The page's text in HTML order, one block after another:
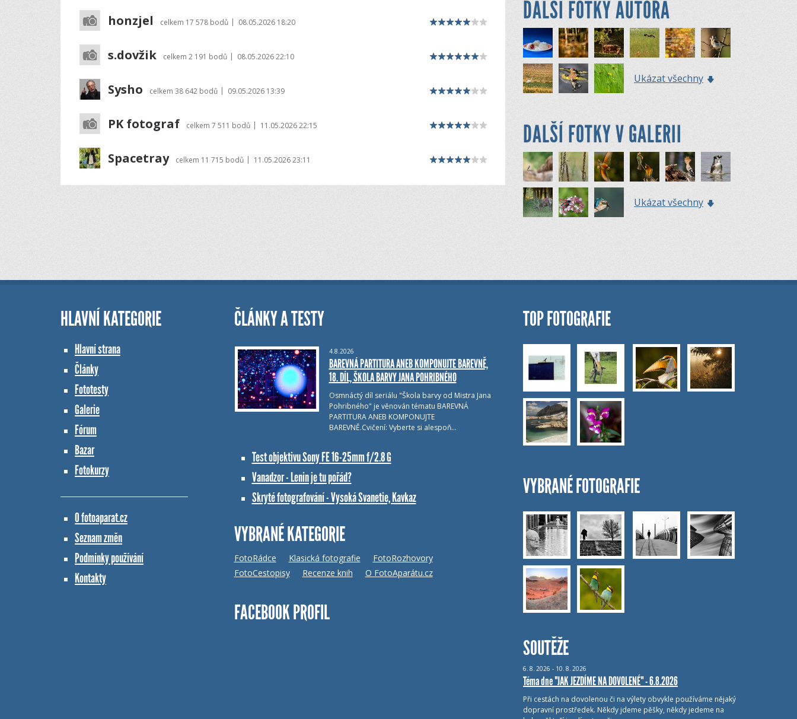
honzjel celkem 17 578 bodů | 08.05.2026 18:20
s.dovžik celkem 2 191 bodů | 08.05.2026 22:10
Sysho celkem 38 642 bodů | 09.05.2026 13:39
PK fotograf celkem 7 511 bodů | 11.05.2026 22:15
Spacetray celkem 11 715 bodů | 11.05.2026 23:11
DALŠÍ FOTKY AUTORA
Ukázat všechny
DALŠÍ FOTKY V GALERII
Ukázat všechny
HLAVNÍ KATEGORIE
Hlavní strana
Články
Fototesty
Galerie
Fórum
Bazar
Fotokurzy
O fotoaparat.cz
Seznam změn
Podmínky používání
Kontakty
ČLÁNKY A TESTY
4.8.2026
BAREVNÁ PARTITURA ANEB KOMPONUJTE BAREVNĚ,
18. DÍL, ŠKOLA BARVY JANA POHRIBNÉHO
Osmnáctý díl seriálu "Škola barvy od Mistra Jana
Pohribného" je věnován tématu BAREVNÁ
PARTITURA ANEB KOMPONUJTE
BAREVNĚ.Cvičení: Vyberte si alespoň…
Test objektivu Sony FE 16-25mm f/2.8 G
Vanadzor - Lenin je tu pořád?
Skryté fotografování - Vysoká Svanetie, Kavkaz
VYBRANÉ KATEGORIE
FotoRádce Klasická fotografie
FotoRozhovory
FotoCestopisy
Recenze knih O FotoAparátu.cz
FACEBOOK PROFIL
TOP FOTOGRAFIE
VYBRANÉ FOTOGRAFIE
SOUTĚŽE
6. 8. 2026 - 10. 8. 2026
Téma dne "JAK JEZDÍME NA DOVOLENÉ" - 6.8.2026
Při cestách na dovolenou či na výlety obvykle používáme nějaký
dopravní prostředek. Někdy jdeme pěšky, někdy jedeme na